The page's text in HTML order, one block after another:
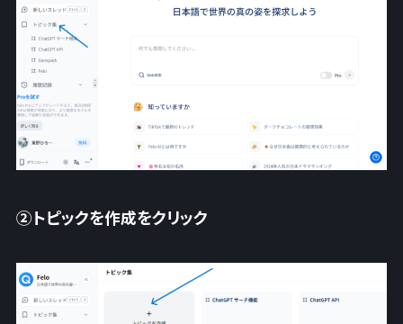
②トピックを作成をクリック